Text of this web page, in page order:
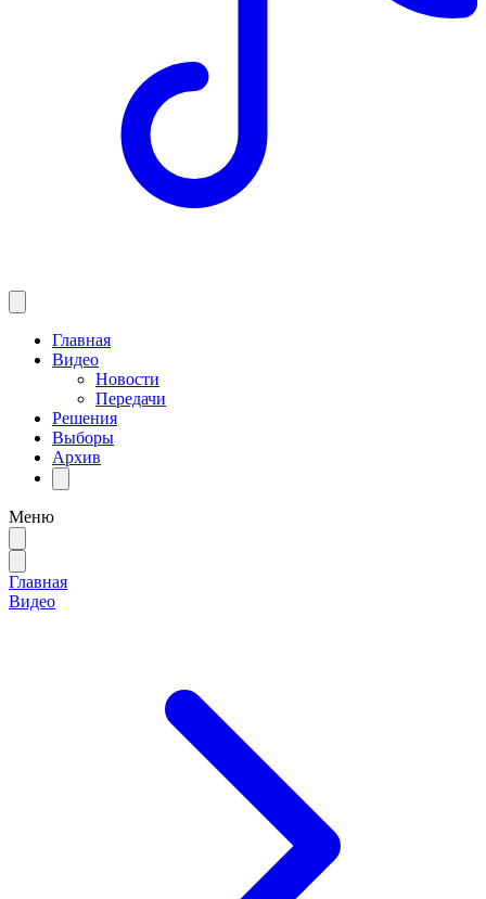
Главная
Видео
Новости
Передачи
Решения
Выборы
Архив
Меню
Главная
Видео